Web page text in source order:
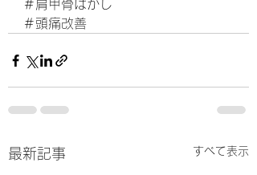
＃肩甲骨はがし
＃頭痛改善
最新記事 すべて表示